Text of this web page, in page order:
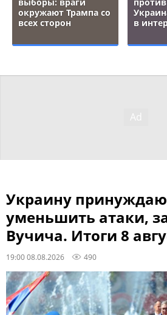
окружают Трампа со
всех сторон
в
Украину
уменьшить атаки,
Вучича. Итоги 8
19:00 08.08.2026 490